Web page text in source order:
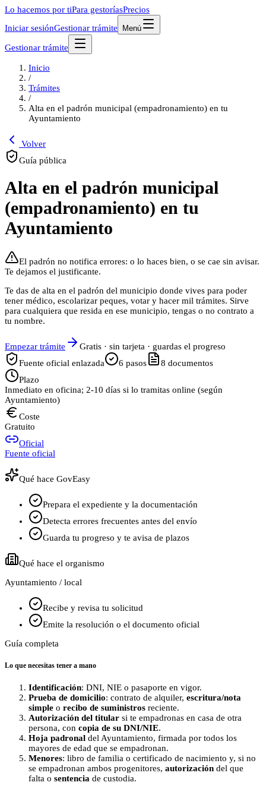
Lo hacemos por tiPara gestoríasPrecios
Iniciar sesiónGestionar trámite Menú
Gestionar trámite
Inicio
/
Trámites
/
Alta en el padrón municipal (empadronamiento) en tu
Ayuntamiento
Volver
Guía pública
Alta en el padrón municipal
(empadronamiento) en tu
Ayuntamiento
El padrón no notifica errores: o lo haces bien, o se cae sin avisar.
Te dejamos el justificante.
Te das de alta en el padrón del municipio donde vives para poder
tener médico, escolarizar peques, votar y hacer mil trámites. Sirve
para cualquiera que resida en ese municipio, tengas o no contrato a
tu nombre.
Empezar trámite
Gratis · sin tarjeta · guardas el progreso
Fuente oficial enlazada
6 pasos 8 documentos
Plazo
Inmediato en oficina; 2-10 días si lo tramitas online (según
Ayuntamiento)
Coste
Gratuito
Oficial
Fuente oficial
Qué hace GovEasy
Prepara el expediente y la documentación
Detecta errores frecuentes antes del envío
Guarda tu progreso y te avisa de plazos
Qué hace el organismo
Ayuntamiento / local
Recibe y revisa tu solicitud
Emite la resolución o el documento oficial
Guía completa
Lo que necesitas tener a mano
Identificación: DNI, NIE o pasaporte en vigor.
Prueba de domicilio: contrato de alquiler, escritura/nota
simple o recibo de suministros reciente.
Autorización del titular si te empadronas en casa de otra
persona, con copia de su DNI/NIE.
Hoja padronal del Ayuntamiento, firmada por todos los
mayores de edad que se empadronan.
Menores: libro de familia o certificado de nacimiento y, si no
se empadronan ambos progenitores, autorización del que
falta o sentencia de custodia.